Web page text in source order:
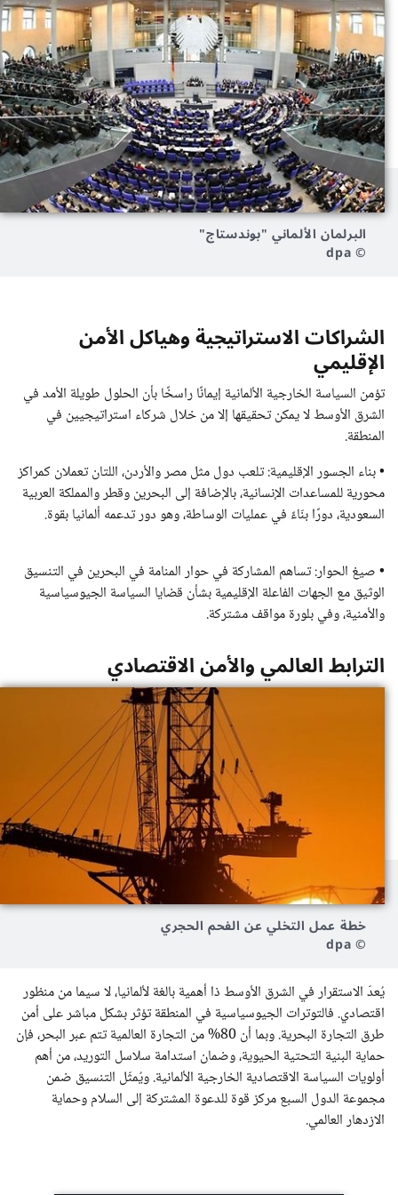
البرلمان الألماني "بوندستاج"
© dpa
الشراكات الاستراتيجية وهياكل الأمن
الإقليمي
تؤمن السياسة الخارجية الألمانية إيمانًا راسخًا بأن الحلول طويلة الأمد في
الشرق الأوسط لا يمكن تحقيقها إلا من خلال شركاء استراتيجيين في
المنطقة.
• بناء الجسور الإقليمية: تلعب دول مثل مصر والأردن، اللتان تعملان كمراكز
محورية للمساعدات الإنسانية، بالإضافة إلى البحرين وقطر والمملكة العربية
السعودية، دورًا بنّاءً في عمليات الوساطة، وهو دور تدعمه ألمانيا بقوة.
• صيغ الحوار: تساهم المشاركة في حوار المنامة في البحرين في التنسيق
الوثيق مع الجهات الفاعلة الإقليمية بشأن قضايا السياسة الجيوسياسية
والأمنية، وفي بلورة مواقف مشتركة.
الترابط العالمي والأمن الاقتصادي
خطة عمل التخلي عن الفحم الحجري
© dpa
يُعدّ الاستقرار في الشرق الأوسط ذا أهمية بالغة لألمانيا، لا سيما من منظور
اقتصادي. فالتوترات الجيوسياسية في المنطقة تؤثر بشكل مباشر على أمن
طرق التجارة البحرية. وبما أن 80% من التجارة العالمية تتم عبر البحر، فإن
حماية البنية التحتية الحيوية، وضمان استدامة سلاسل التوريد، من أهم
أولويات السياسة الاقتصادية الخارجية الألمانية. ويُمثّل التنسيق ضمن
مجموعة الدول السبع مركز قوة للدعوة المشتركة إلى السلام وحماية
الازدهار العالمي.